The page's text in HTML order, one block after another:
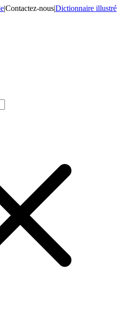
|Contactez-nous|Dictionnaire illustré